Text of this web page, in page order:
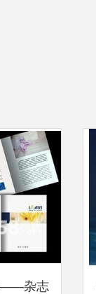
——杂志